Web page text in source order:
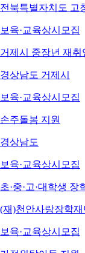
전북특별자치도 고
보육·교육상시모집
거제시 중장년 재
경상남도 거제시
보육·교육상시모집
손주돌봄 지원
경상남도
보육·교육상시모집
초·중·고·대학생
(재)천안사랑장학재
보육·교육상시모집